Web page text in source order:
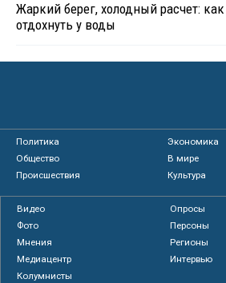
Жаркий берег, холодный расчет:
отдохнуть у воды
Политика
Экономика
Общество
В мире
Происшествия
Культура
Видео
Опросы
Фото
Персоны
Мнения
Регионы
Медиацентр
Интервью
Колумнисты